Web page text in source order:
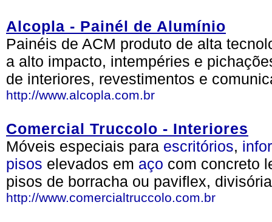
Alcopla - Painél de Alumínio
Painéis de ACM produto de alta
a alto impacto, intempéries e
de interiores, revestimentos e
http://www.alcopla.com.br
Comercial Truccolo - Interiores
Móveis especiais para escritórios,
pisos elevados em aço com concreto
pisos de borracha ou paviflex,
http://www.comercialtruccolo.com.br